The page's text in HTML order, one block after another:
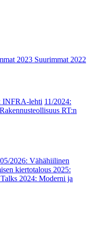
2023 Suurimmat 2022
INFRA-lehti 11/2024:
RT:n
05/2026: Vähähiilinen
kiertotalous 2025:
2024: Moderni ja